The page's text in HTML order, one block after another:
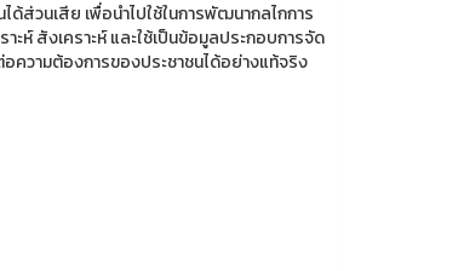
ส่วนเสีย เพื่อนำไปใช้ในการพัฒนากลไกการ
ะห์ สังเคราะห์ และใช้เป็นข้อมูลประกอบการจัด
ความต้องการของประชาชนได้อย่างแท้จริง